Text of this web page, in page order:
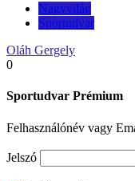
Nagyvilág
Sportudvar
Oláh Gergely
0
Sportudvar Prémium
Felhasználónév vagy
Jelszó